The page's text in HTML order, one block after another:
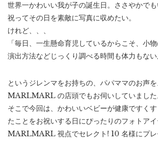
世界一かわいい我が子の誕生日。ささやかでも
祝ってその日を素敵に写真に収めたい。
けれど、、、
「毎日、一生懸命育児しているからこそ、小
演出方法などじっくり調べる時間も体力もない
というジレンマをお持ちの、パパママのお声を
MARLMARL の店頭でもお伺いしていました
そこで今回は、かわいいベビーが健康ですく
たことをお祝いする日にぴったりのフォトア
MARLMARL 視点でセレクト! 10 名様にプレ